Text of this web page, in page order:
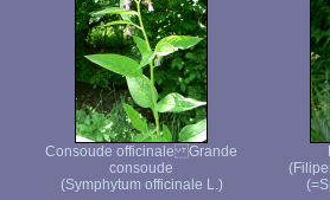
Consoude officinale Grande
consoude
(Symphytum officinale L.)